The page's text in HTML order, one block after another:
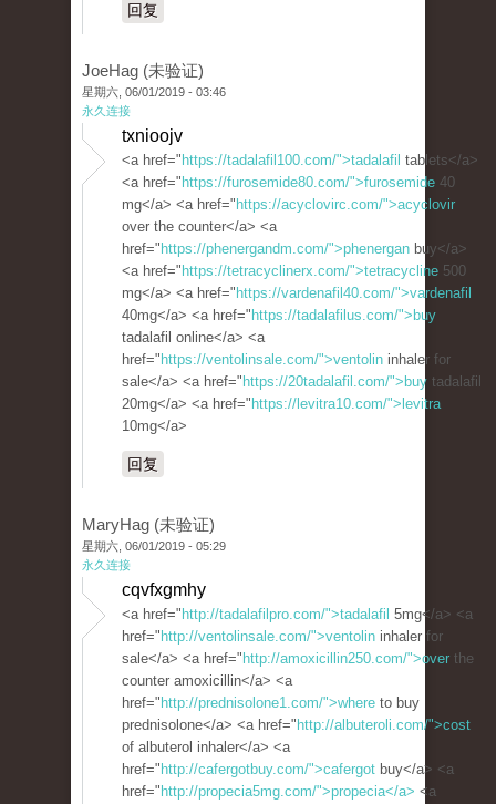
回复
JoeHag (未验证)
星期六, 06/01/2019 - 03:46
永久连接
txnioojv
<a href=" https://tadalafil100.com/">tadalafil tablets</a>
<a href=" https://furosemide80.com/">furosemide 40
mg</a> <a href=" https://acyclovirc.com/">acyclovir
over the counter</a> <a
href=" https://phenergandm.com/">phenergan buy</a>
<a href=" https://tetracyclinerx.com/">tetracycline 500
mg</a> <a href=" https://vardenafil40.com/">vardenafil
40mg</a> <a href=" https://tadalafilus.com/">buy
tadalafil online</a> <a
href=" https://ventolinsale.com/">ventolin inhaler for
sale</a> <a href=" https://20tadalafil.com/">buy tadalafil
20mg</a> <a href=" https://levitra10.com/">levitra
10mg</a>
回复
MaryHag (未验证)
星期六, 06/01/2019 - 05:29
永久连接
cqvfxgmhy
<a href=" http://tadalafilpro.com/">tadalafil 5mg</a> <a
href=" http://ventolinsale.com/">ventolin inhaler for
sale</a> <a href=" http://amoxicillin250.com/">over the
counter amoxicillin</a> <a
href=" http://prednisolone1.com/">where to buy
prednisolone</a> <a href=" http://albuteroli.com/">cost
of albuterol inhaler</a> <a
href=" http://cafergotbuy.com/">cafergot buy</a> <a
href=" http://propecia5mg.com/">propecia</a> <a